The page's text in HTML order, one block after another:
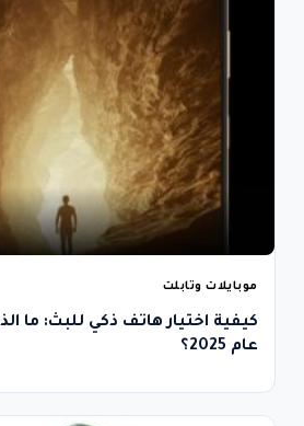
موبايلات وتابلت
كيفية اختيار هاتف ذكي للبث: ما
عام 2025؟